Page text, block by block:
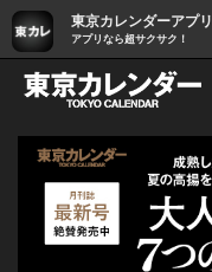
東京カレンダーアプリ
アプリなら超サクサク！